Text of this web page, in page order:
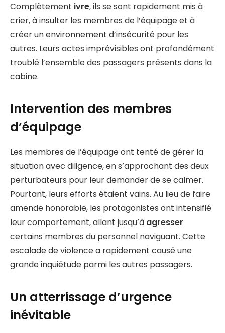
Complètement ivre, ils se sont rapidement mis à
crier, à insulter les membres de l’équipage et à
créer un environnement d’insécurité pour les
autres. Leurs actes imprévisibles ont profondément
troublé l’ensemble des passagers présents dans la
cabine.
Intervention des membres
d’équipage
Les membres de l’équipage ont tenté de gérer la
situation avec diligence, en s’approchant des deux
perturbateurs pour leur demander de se calmer.
Pourtant, leurs efforts étaient vains. Au lieu de faire
amende honorable, les protagonistes ont intensifié
leur comportement, allant jusqu’à agresser
certains membres du personnel naviguant. Cette
escalade de violence a rapidement causé une
grande inquiétude parmi les autres passagers.
Un atterrissage d’urgence
inévitable